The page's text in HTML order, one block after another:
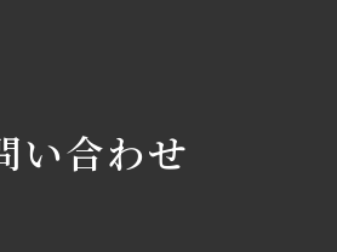
い合わせ